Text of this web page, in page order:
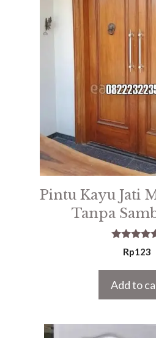
Pintu Kayu Jati
Tanpa
5.00
out of 5
Rp123
Add to